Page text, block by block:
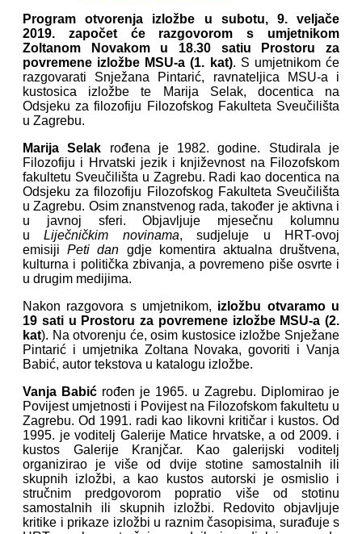
Program otvorenja izložbe u subotu, 9. veljače
2019. započet će razgovorom s umjetnikom
Zoltanom Novakom u 18.30 satiu Prostoru za
povremene izložbe MSU-a (1. kat). S umjetnikom će
razgovarati Snježana Pintarić, ravnateljica MSU-a i
kustosica izložbe te Marija Selak, docentica na
Odsjeku za filozofiju Filozofskog Fakulteta Sveučilišta
u Zagrebu.
Marija Selak rođena je 1982. godine. Studirala je
Filozofiju i Hrvatski jezik i književnost na Filozofskom
fakultetu Sveučilišta u Zagrebu. Radi kao docentica na
Odsjeku za filozofiju Filozofskog Fakulteta Sveučilišta
u Zagrebu. Osim znanstvenog rada, također je aktivna i
u javnoj sferi. Objavljuje mjesečnu kolumnu
uLiječničkim novinama, sudjeluje u HRT-ovoj
emisijiPeti dan gdje komentira aktualna društvena,
kulturna i politička zbivanja, a povremeno piše osvrte i
u drugim medijima.
Nakon razgovora s umjetnikom, izložbu otvaramo u
19 sati u Prostoru za povremene izložbe MSU-a (2.
kat). Na otvorenju će, osim kustosice izložbe Snježane
Pintarić i umjetnika Zoltana Novaka, govoriti i Vanja
Babić, autor tekstova u katalogu izložbe.
Vanja Babić rođen je 1965. u Zagrebu. Diplomirao je
Povijest umjetnosti i Povijest na Filozofskom fakultetu u
Zagrebu. Od 1991. radi kao likovni kritičar i kustos. Od
1995. je voditelj Galerije Matice hrvatske, a od 2009. i
kustos Galerije Kranjčar. Kao galerijski voditelj
organizirao je više od dvije stotine samostalnih ili
skupnih izložbi, a kao kustos autorski je osmislio i
stručnim predgovorom popratio više od stotinu
samostalnih ili skupnih izložbi. Redovito objavljuje
kritike i prikaze izložbi u raznim časopisima, surađuje s